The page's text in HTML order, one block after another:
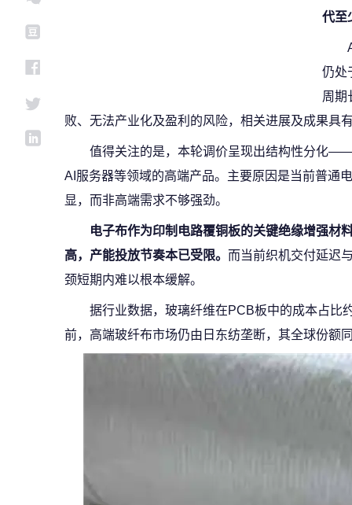
代至
仍处
周期
败、无法产业化及盈利的风险，相关进展及成果具
值得关注的是，本轮调价呈现出结构性分化
AI服务器等领域的高端产品。主要原因是当前普通
显，而非高端需求不够强劲。
电子布作为印制电路覆铜板的关键绝缘增强材
高，产能投放节奏本已受限。 而当前织机交付延迟
颈短期内难以根本缓解。
据行业数据，玻璃纤维在PCB板中的成本占比
前，高端玻纤布市场仍由日东纺垄断，其全球份额